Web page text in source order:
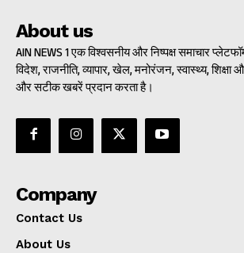
About us
AIN NEWS 1 एक विश्वसनीय और निष्पक्ष समाचार
विदेश, राजनीति, व्यापार, खेल, मनोरंजन, स्वास्थ्य,
और सटीक खबरें प्रदान करता है।
Company
Contact Us
About Us